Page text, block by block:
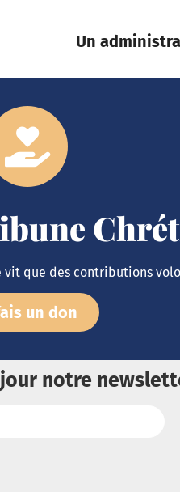
Un
que des contributions
un don
jour notre